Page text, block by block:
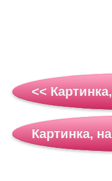
<<
Картинка,